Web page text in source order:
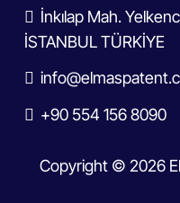
İnkılap Mah.
İSTANBUL TÜRKİYE
+90 554 156 8090
Copyright © 2026